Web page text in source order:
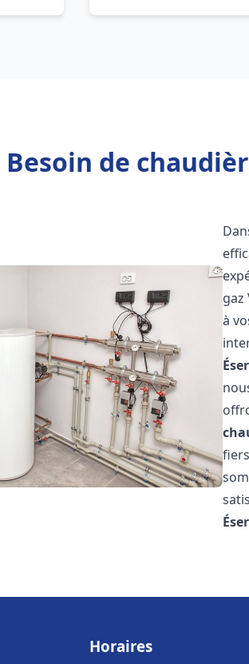
Besoin de
gaz
à
Horaires